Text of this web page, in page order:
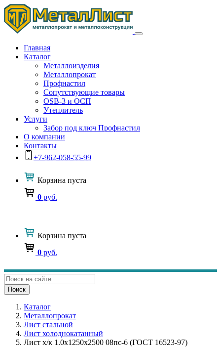
Главная
Каталог
Металлоизделия
Металлопрокат
Профнастил
Сопутствующие товары
OSB-3 и ОСП
Утеплитель
Услуги
Забор под ключ Профнастил
О компании
Контакты
+7-962-058-55-99
Корзина пуста
0 руб.
Корзина пуста
0 руб.
Поиск
Каталог
Металлопрокат
Лист стальной
Лист холоднокатанный
Лист х/к 1.0x1250x2500 08пс-6 (ГОСТ 16523-97)